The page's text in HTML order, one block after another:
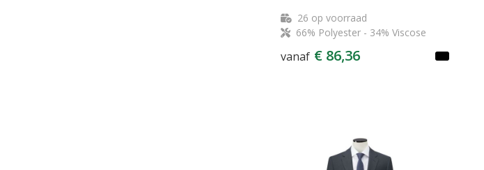
26 op voorraad
66% Polyester - 34% Viscose
vanaf € 86,36